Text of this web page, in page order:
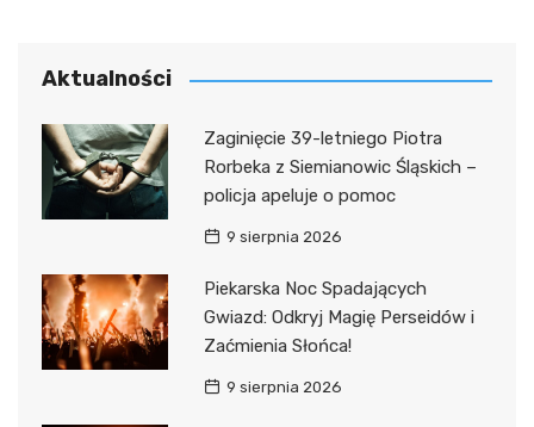
Aktualności
Zaginięcie 39-letniego Piotra
Rorbeka z Siemianowic Śląskich –
policja apeluje o pomoc
9 sierpnia 2026
Piekarska Noc Spadających
Gwiazd: Odkryj Magię Perseidów i
Zaćmienia Słońca!
9 sierpnia 2026